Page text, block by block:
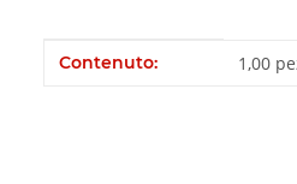
#productDetails.itemValue#
Contenuto: 1,00